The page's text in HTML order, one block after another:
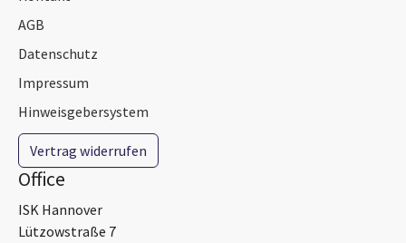
AGB
Datenschutz
Impressum
Hinweisgebersystem
Vertrag widerrufen
Office
ISK Hannover
Lützowstraße 7